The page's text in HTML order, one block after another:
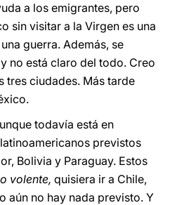
a los emigrantes, pero
sin visitar a la Virgen es una
guerra. Además, se
no está claro del todo. Creo
tres ciudades. Más tarde
todavía está en
previstos
Bolivia y Paraguay. Estos
volente, quisiera ir a Chile,
aún no hay nada previsto. Y